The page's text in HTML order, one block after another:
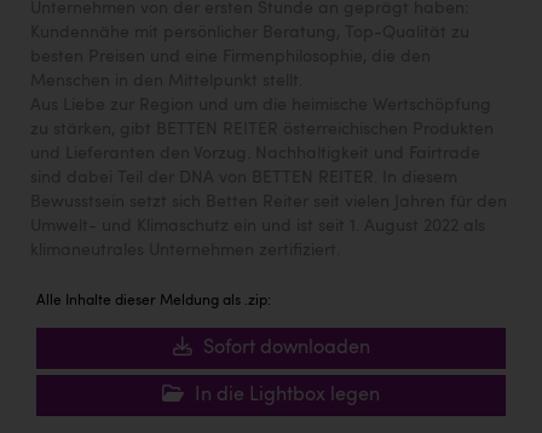
Alle Inhalte dieser Meldung als .zip:
Sofort downloaden
In die Lightbox legen